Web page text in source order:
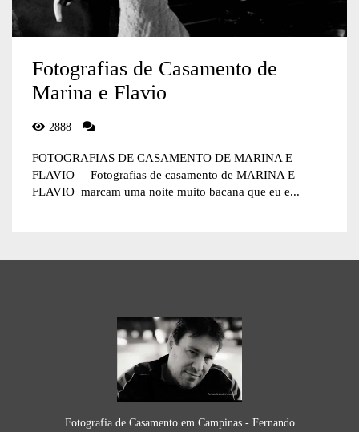
Fotografias de Casamento de
Marina e Flavio
2888
FOTOGRAFIAS DE CASAMENTO DE MARINA E
FLAVIO Fotografias de casamento de MARINA E
FLAVIO marcam uma noite muito bacana que eu e...
Fotografia de Casamento em Campinas - Fernando